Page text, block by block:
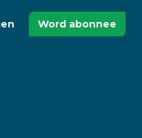
Word abonnee